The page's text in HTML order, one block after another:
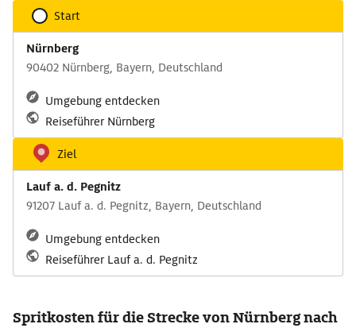
Start
Nürnberg
90402 Nürnberg, Bayern, Deutschland
Umgebung entdecken
Reiseführer Nürnberg
Ziel
Lauf a. d. Pegnitz
91207 Lauf a. d. Pegnitz, Bayern, Deutschland
Umgebung entdecken
Reiseführer Lauf a. d. Pegnitz
Spritkosten für die Strecke von Nürnberg nach